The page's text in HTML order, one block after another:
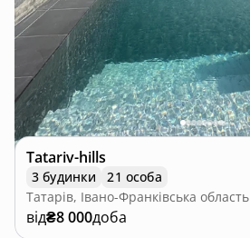
Tatariv-hills
3 будинки
21 особа
Татарів, Івано-Франківська область
від₴8 000доба